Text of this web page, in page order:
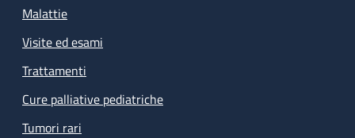
Malattie
Visite ed esami
Trattamenti
Cure palliative pediatriche
Tumori rari